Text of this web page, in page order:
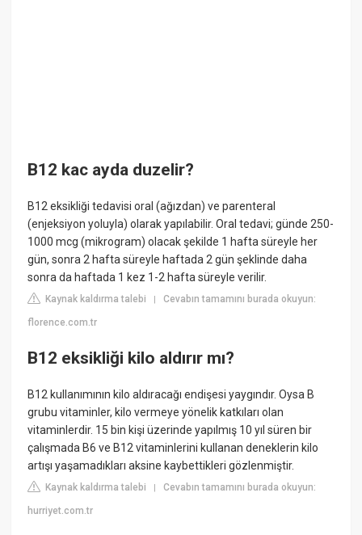
B12 kac ayda duzelir?
B12 eksikliği tedavisi oral (ağızdan) ve parenteral
(enjeksiyon yoluyla) olarak yapılabilir. Oral tedavi; günde 250-
1000 mcg (mikrogram) olacak şekilde 1 hafta süreyle her
gün, sonra 2 hafta süreyle haftada 2 gün şeklinde daha
sonra da haftada 1 kez 1-2 hafta süreyle verilir.
Kaynak kaldırma talebi |Cevabın tamamını burada okuyun:
florence.com.tr
B12 eksikliği kilo aldırır mı?
B12 kullanımının kilo aldıracağı endişesi yaygındır. Oysa B
grubu vitaminler, kilo vermeye yönelik katkıları olan
vitaminlerdir. 15 bin kişi üzerinde yapılmış 10 yıl süren bir
çalışmada B6 ve B12 vitaminlerini kullanan deneklerin kilo
artışı yaşamadıkları aksine kaybettikleri gözlenmiştir.
Kaynak kaldırma talebi |Cevabın tamamını burada okuyun:
hurriyet.com.tr